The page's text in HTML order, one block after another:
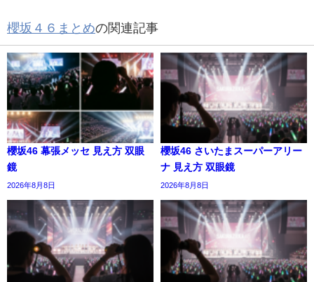
櫻坂４６まとめの関連記事
櫻坂46 幕張メッセ 見え方 双眼
鏡
2026年8月8日
櫻坂46 さいたまスーパーアリー
ナ 見え方 双眼鏡
2026年8月8日